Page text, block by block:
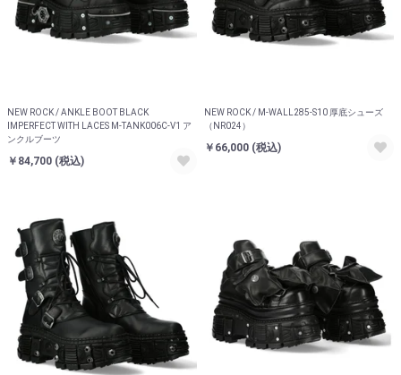
NEW ROCK / ANKLE BOOT BLACK
IMPERFECT WITH LACES M-TANK006C-V1 ア
ンクルブーツ
￥84,700 (税込)
NEW ROCK / M-WALL285-S10 厚底シューズ
（NR024）
￥66,000 (税込)